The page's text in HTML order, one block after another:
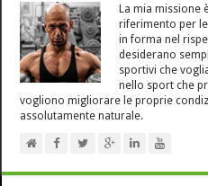
La mia missione
riferimento per
in forma nel
desiderano
sportivi che
nello sport che
vogliono migliorare le proprie
assolutamente naturale.